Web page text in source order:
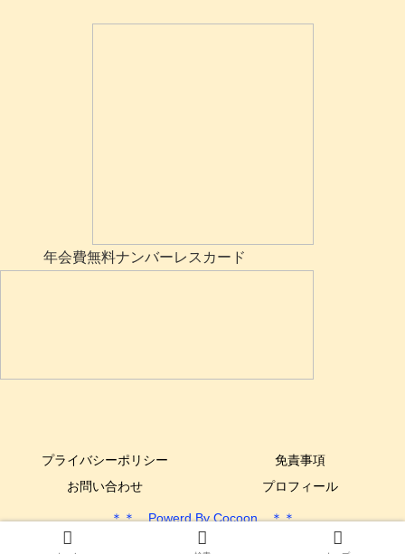
年会費無料ナンバーレスカード
プライバシーポリシー
免責事項
お問い合わせ
プロフィール
＊＊ Powerd By Cocoon ＊＊
Copyright © 2017-2025 できるYone DIY All Rights Reserved.